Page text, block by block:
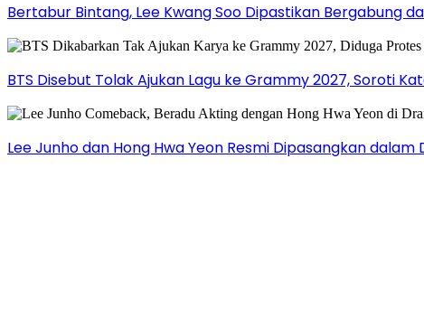
Bertabur Bintang, Lee Kwang Soo Dipastikan Bergabung
BTS Disebut Tolak Ajukan Lagu ke Grammy 2027, Soroti
Lee Junho dan Hong Hwa Yeon Resmi Dipasangkan